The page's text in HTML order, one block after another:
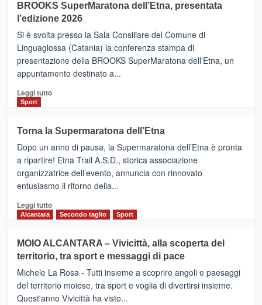
con
la
Al
via
i
collegamenti
BROOKS SuperMaratona dell’Etna, presentata
l’edizione 2026
Si è svolta presso la Sala Consiliare del Comune di
Linguaglossa (Catania) la conferenza stampa di
presentazione della BROOKS SuperMaratona dell’Etna, un
appuntamento destinato a...
Leggi tuttoLeggi
BROOKS
SuperMaratona
dell’Etna,
presentata
l’edizione
2026
Sport
Torna la Supermaratona dell’Etna
Dopo un anno di pausa, la Supermaratona dell’Etna è pronta
a ripartire! Etna Trail A.S.D., storica associazione
organizzatrice dell’evento, annuncia con rinnovato
entusiasmo il ritorno della...
Leggi tuttoLeggi
Torna
la
Supermaratona
dell’Etna
Alcantara Secondo taglio Sport
MOIO ALCANTARA – Vivicittà, alla scoperta del
territorio, tra sport e messaggi di pace
Michele La Rosa - Tutti insieme a scoprire angoli e paesaggi
del territorio moiese, tra sport e voglia di divertirsi insieme.
Quest'anno Vivicittà ha visto...